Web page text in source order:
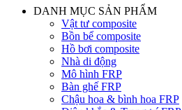
DANH MỤC SẢN PHẨM
Vật tư composite
Bồn bể composite
Hồ bơi composite
Nhà di động
Mô hình FRP
Bàn ghế FRP
Chậu hoa & bình hoa FRP